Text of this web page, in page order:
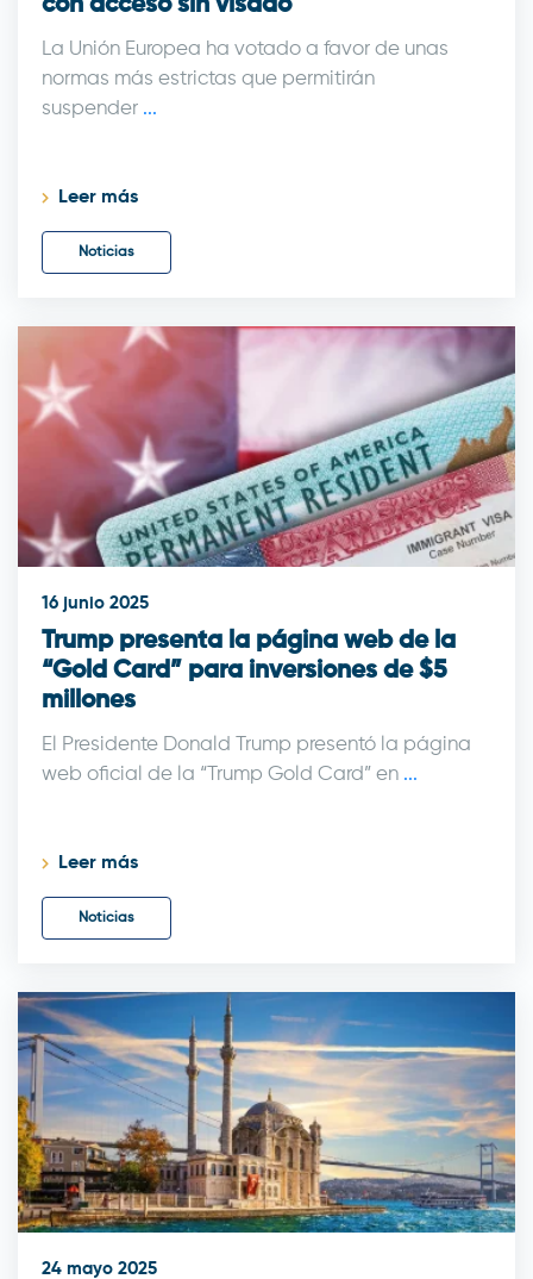
con acceso sin visado
La Unión Europea ha votado a favor de unas
normas más estrictas que permitirán
suspender ...
Leer más
Noticias
16 junio 2025
Trump presenta la página web de la
“Gold Card” para inversiones de $5
millones
El Presidente Donald Trump presentó la página
web oficial de la “Trump Gold Card” en ...
Leer más
Noticias
24 mayo 2025